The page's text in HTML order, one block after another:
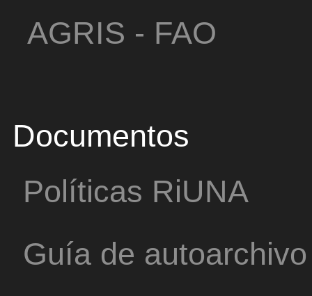
AGRIS - FAO
Documentos
Políticas RiUNA
Guía de autoarchivo